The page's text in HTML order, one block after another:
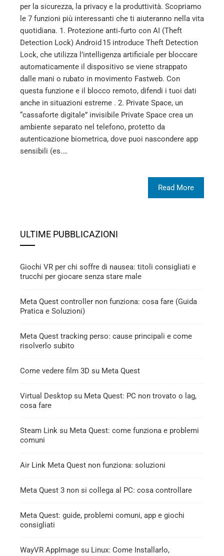
per la sicurezza, la privacy e la produttività. Scopriamo
le 7 funzioni più interessanti che ti aiuteranno nella vita
quotidiana. 1. Protezione anti‑furto con AI (Theft
Detection Lock) Android 15 introduce Theft Detection
Lock, che utilizza l’intelligenza artificiale per bloccare
automaticamente il dispositivo se viene strappato
dalle mani o rubato in movimento Fastweb. Con
questa funzione e il blocco remoto, difendi i tuoi dati
anche in situazioni estreme . 2. Private Space, un
“cassaforte digitale” invisibile Private Space crea un
ambiente separato nel telefono, protetto da
autenticazione biometrica, dove puoi nascondere app
sensibili (es.…
Read More
ULTIME PUBBLICAZIONI
Giochi VR per chi soffre di nausea: titoli consigliati e
trucchi per giocare senza stare male
Meta Quest controller non funziona: cosa fare (Guida
Pratica e Soluzioni)
Meta Quest tracking perso: cause principali e come
risolverlo subito
Come vedere film 3D su Meta Quest
Virtual Desktop su Meta Quest: PC non trovato o lag,
cosa fare
Steam Link su Meta Quest: come funziona e problemi
comuni
Air Link Meta Quest non funziona: soluzioni
Meta Quest 3 non si collega al PC: cosa controllare
Meta Quest: guide, problemi comuni, app e giochi
consigliati
WayVR AppImage su Linux: Come Installarlo,